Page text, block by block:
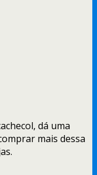
dá uma
mais dessa